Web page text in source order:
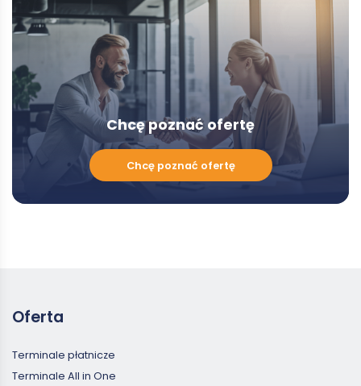
Modal
Chcę poznać ofertę
Chcę
Chcę poznać ofertę
Oferta
Terminale płatnicze
Terminale All in One